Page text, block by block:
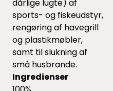
dårlige lugte) af
sports- og fiskeudstyr,
rengøring af havegrill
og plastikmøbler,
samt til slukning af
små husbrande.
Ingredienser